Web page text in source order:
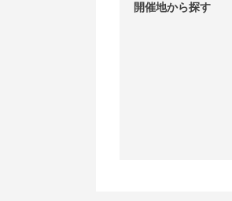
開催地から探す